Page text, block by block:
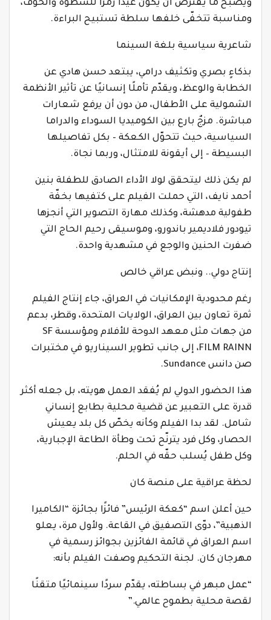
ويصبح ما يُفترض أن يكون عيدًا رمزًا للسطوة والخوف،
ومناسبة تتخفّى خلفها سلطة تستبيح البراءة.
شاعرية سياسية بلغة السينما
بذكاءٍ بصري وتكثيف درامي، يبتعد حسن هادي عن
الخطابة والوعظ، ويقدّم تأملًا إنسانيًا عن تأثير الأنظمة
الشمولية على الأطفال، من دون أن يرفع شعارات
مباشرة. مزجٌ بارع بين الكوميديا السوداء والدراما
السياسية، حيث تتحوّل الكعكة – بكل تفاصيلها
البسيطة – إلى أيقونة للامتثال، وربما نجاة.
لم يكن ذلك ليتحقق لولا الأداء الصادق للطفلة بنين
أحمد نايف، التي حملت الفيلم على كتفيها بخفّة
طفولية مدهشة، وكذلك مهارة التصوير التي أنجزها
تيودور فلاديمير باندورو، وموسيقى رحيم الحاج التي
ضفرت الحنين والوجع في مشهدية واحدة.
إنتاج دولي.. ونبض عراقي خالص
رغم محدودية الإمكانيات في العراق، جاء إنتاج الفيلم
ثمرة تعاون بين العراق، الولايات المتحدة، وقطر، بدعم
من جهات مثل معهد الدوحة للأفلام ومؤسسة SF
FILM RAINN، إلى جانب تطوير السيناريو في مختبرات
صن دانس Sundance.
هذا الحضور الدولي لم يُفقد العمل هويته، بل جعله أكثر
قدرة على التعبير عن قضية محلية بطابع إنساني
شامل. لقد بدا الفيلم وكأنه يخصّ كل بلد يعيش
الحصار، وكل فرد يترنّح تحت وطأة الطاعة الإجبارية،
وكل طفل يُسلب حقّه في الحلم.
لحظة عراقية على منصة كان
حين أعلن اسم “كعكة الرئيس” فائزًا بجائزة “الكاميرا
الذهبية”، دوّى التصفيق في القاعة. ولأول مرة، يعلو
اسم العراق في قائمة الفائزين بجوائز رسمية في
مهرجان كان. لجنة التحكيم وصفت الفيلم بأنه:
“عمل مبهر في بساطته، يقدّم سردًا سينمائيًا متقنًا
لقصة محلية بطموح عالمي.”